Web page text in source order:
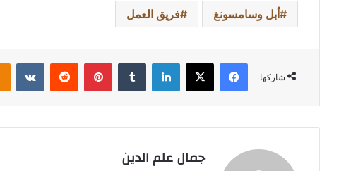
أبل وسامسونغ فريق العمل
شاركها
فيسبوك ‫X لينكدإن بينتيريست
جمال علم الدين